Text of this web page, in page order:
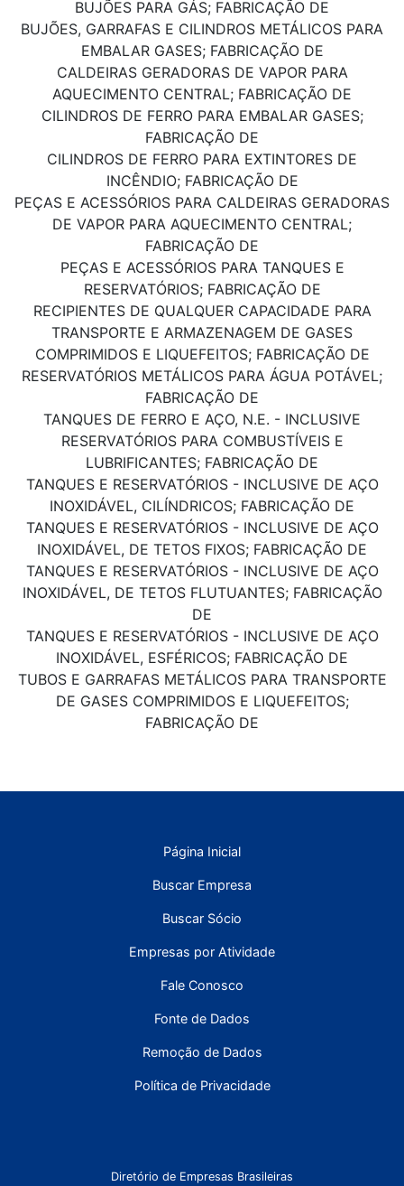
BUJÕES PARA GÁS; FABRICAÇÃO DE
BUJÕES, GARRAFAS E CILINDROS METÁLICOS PARA
EMBALAR GASES; FABRICAÇÃO DE
CALDEIRAS GERADORAS DE VAPOR PARA
AQUECIMENTO CENTRAL; FABRICAÇÃO DE
CILINDROS DE FERRO PARA EMBALAR GASES;
FABRICAÇÃO DE
CILINDROS DE FERRO PARA EXTINTORES DE
INCÊNDIO; FABRICAÇÃO DE
PEÇAS E ACESSÓRIOS PARA CALDEIRAS GERADORAS
DE VAPOR PARA AQUECIMENTO CENTRAL;
FABRICAÇÃO DE
PEÇAS E ACESSÓRIOS PARA TANQUES E
RESERVATÓRIOS; FABRICAÇÃO DE
RECIPIENTES DE QUALQUER CAPACIDADE PARA
TRANSPORTE E ARMAZENAGEM DE GASES
COMPRIMIDOS E LIQUEFEITOS; FABRICAÇÃO DE
RESERVATÓRIOS METÁLICOS PARA ÁGUA POTÁVEL;
FABRICAÇÃO DE
TANQUES DE FERRO E AÇO, N.E. - INCLUSIVE
RESERVATÓRIOS PARA COMBUSTÍVEIS E
LUBRIFICANTES; FABRICAÇÃO DE
TANQUES E RESERVATÓRIOS - INCLUSIVE DE AÇO
INOXIDÁVEL, CILÍNDRICOS; FABRICAÇÃO DE
TANQUES E RESERVATÓRIOS - INCLUSIVE DE AÇO
INOXIDÁVEL, DE TETOS FIXOS; FABRICAÇÃO DE
TANQUES E RESERVATÓRIOS - INCLUSIVE DE AÇO
INOXIDÁVEL, DE TETOS FLUTUANTES; FABRICAÇÃO
DE
TANQUES E RESERVATÓRIOS - INCLUSIVE DE AÇO
INOXIDÁVEL, ESFÉRICOS; FABRICAÇÃO DE
TUBOS E GARRAFAS METÁLICOS PARA TRANSPORTE
DE GASES COMPRIMIDOS E LIQUEFEITOS;
FABRICAÇÃO DE
Página Inicial
Buscar Empresa
Buscar Sócio
Empresas por Atividade
Fale Conosco
Fonte de Dados
Remoção de Dados
Política de Privacidade
Diretório de Empresas Brasileiras